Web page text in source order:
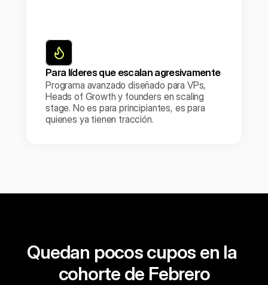
Para líderes que escalan agresivamente
Programa avanzado diseñado para VPs,
Heads of Growth y founders en scaling
stage. No es para principiantes, es para
quienes ya tienen tracción.
Quedan pocos cupos en la
cohorte de Febrero